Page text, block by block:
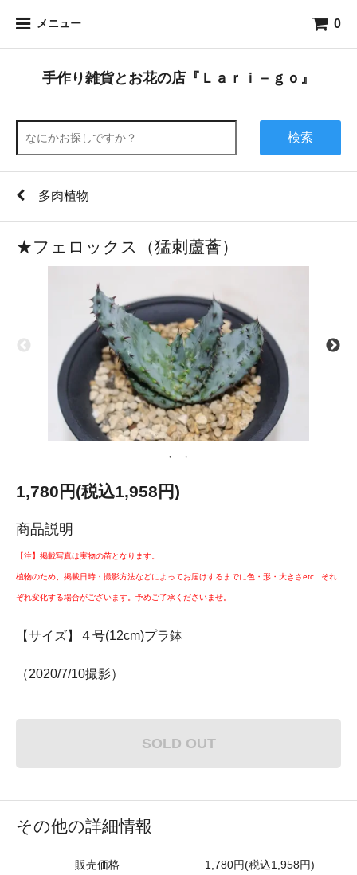
メニュー 0
手作り雑貨とお花の店『Ｌａｒｉ－ｇｏ』
検索
多肉植物
★フェロックス（猛刺蘆薈）
1,780円(税込1,958円)
商品説明
【注】掲載写真は実物の苗となります。
植物のため、掲載日時・撮影方法などによってお届けするまでに色・形・大きさetc...それ
ぞれ変化する場合がございます。予めご了承くださいませ。
【サイズ】４号(12cm)プラ鉢
（2020/7/10撮影）
SOLD OUT
その他の詳細情報
販売価格 1,780円(税込1,958円)